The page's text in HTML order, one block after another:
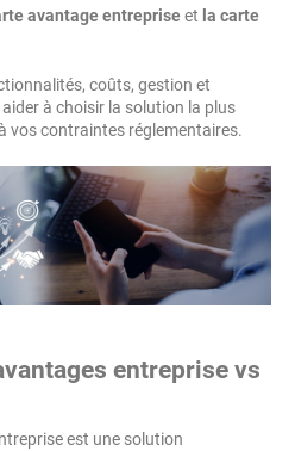
avantage entrepriseet la carte
coûts, gestion et
à choisir la solution la plus
vos contraintes réglementaires.
entreprise vs
est une solution